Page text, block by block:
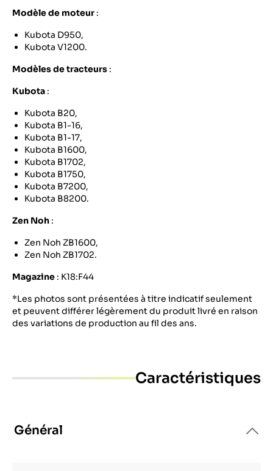
Modèle de moteur :
Kubota D950,
Kubota V1200.
Modèles de tracteurs :
Kubota :
Kubota B20,
Kubota B1-16,
Kubota B1-17,
Kubota B1600,
Kubota B1702,
Kubota B1750,
Kubota B7200,
Kubota B8200.
Zen Noh :
Zen Noh ZB1600,
Zen Noh ZB1702.
Magazine : K18:F44
*Les photos sont présentées à titre indicatif seulement
et peuvent différer légèrement du produit livré en raison
des variations de production au fil des ans.
Caractéristiques
Général